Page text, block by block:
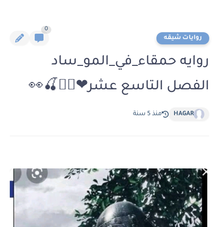
روايات شيقه
0
روايه حمقاء_في_المو_ساد
الفصل التاسع عشر❤🚶‍♀️🍒👀
HAGAR منذ 5 سنة